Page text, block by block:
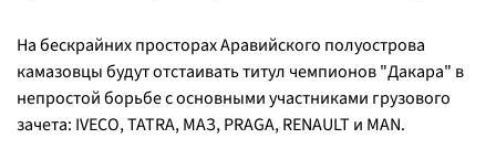
На бескрайних просторах Аравийского полуострова
камазовцы будут отстаивать титул чемпионов "Дакара" в
непростой борьбе с основными участниками грузового
зачета: IVECO, TATRA, МАЗ, PRAGA, RENAULT и MAN.